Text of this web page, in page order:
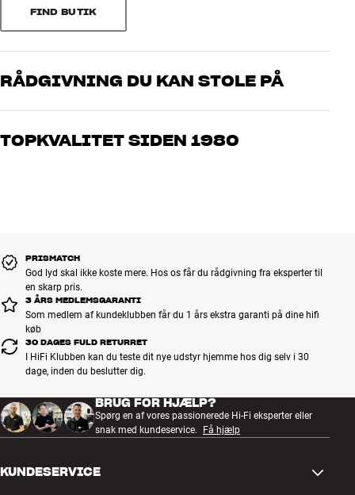
1
Sorter efter
FIND BUTIK
RÅDGIVNING DU KAN STOLE PÅ
Vores medarbejdere er ægte entusiaster, som kender produkterne
os, hvad du drømmer om – så finder vi den løsning, der passer
TOPKVALITET SIDEN 1980
PRISMATCH
God lyd skal ikke koste mere. Hos os får du rådgivning fra eksperter til
en skarp pris.
3 ÅRS MEDLEMSGARANTI
Som medlem af kundeklubben får du 1 års ekstra garanti på dine hifi
køb
30 DAGES FULD RETURRET
I HiFi Klubben kan du teste dit nye udstyr hjemme hos dig selv i 30
dage, inden du beslutter dig.
BRUG FOR HJÆLP?
Spørg en af vores passionerede Hi-Fi eksperter eller
snak med kundeservice.
Få hjælp
KUNDESERVICE